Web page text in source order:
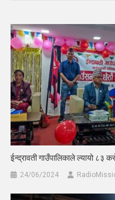
ईन्द्रावती गाउँपालिकाले ल्यायो ८३
24/06/2024